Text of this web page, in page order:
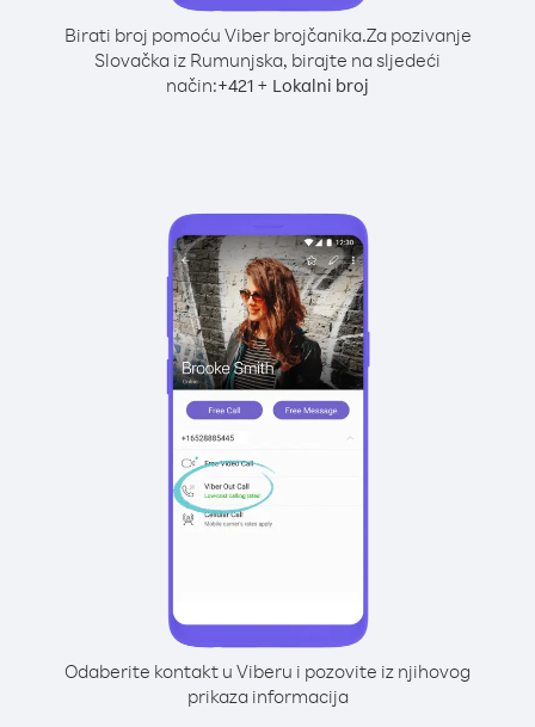
Birati broj pomoću Viber brojčanika.Za pozivanje
Slovačka iz Rumunjska, birajte na sljedeći
način:+421 + Lokalni broj
Odaberite kontakt u Viberu i pozovite iz njihovog
prikaza informacija